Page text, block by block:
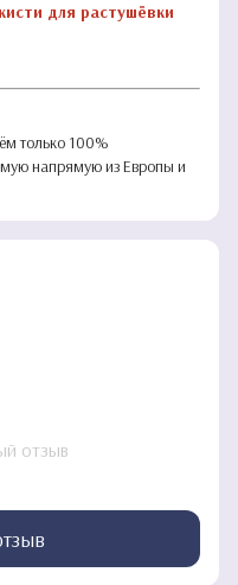
кисти для растушёвки
только 100%
напрямую из Европы и
отзыв